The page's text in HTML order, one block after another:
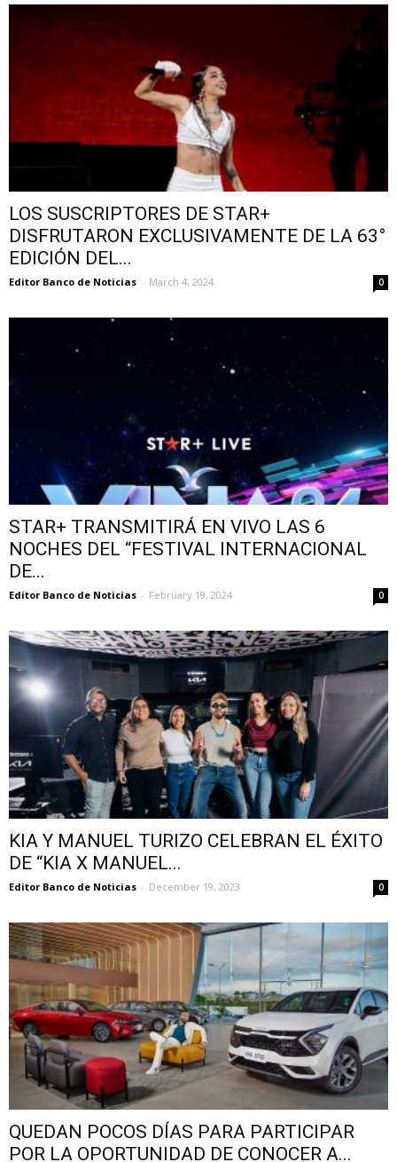
LOS SUSCRIPTORES DE STAR+
DISFRUTARON EXCLUSIVAMENTE DE LA 63°
EDICIÓN DEL...
Editor Banco de Noticias - March 4, 2024 0
STAR+ TRANSMITIRÁ EN VIVO LAS 6
NOCHES DEL “FESTIVAL INTERNACIONAL
DE...
Editor Banco de Noticias - February 19, 2024 0
KIA Y MANUEL TURIZO CELEBRAN EL ÉXITO
DE “KIA X MANUEL...
Editor Banco de Noticias - December 19, 2023 0
QUEDAN POCOS DÍAS PARA PARTICIPAR
POR LA OPORTUNIDAD DE CONOCER A...